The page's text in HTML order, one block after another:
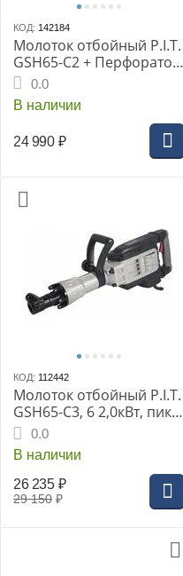
КОД: 142184
Молоток отбойный P.I.T.
GSH65-C2 + Перфоратор
PBH28-C3 в подарок
0.0
В наличии
24 990 ₽
КОД: 112442
Молоток отбойный P.I.T.
GSH65-C3, 6 2,0кВт, пика,
зубило, HEX 30мм
0.0
В наличии
29 150 ₽
26 235 ₽